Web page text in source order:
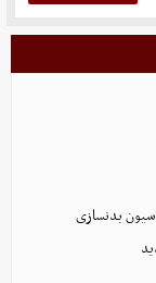
بدنسازی